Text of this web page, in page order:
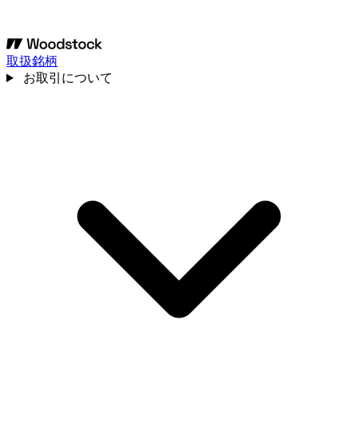
取扱銘柄
お取引について